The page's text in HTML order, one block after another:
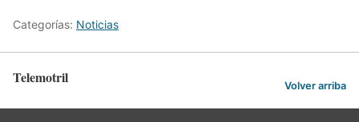
Categorías: Noticias
Telemotril Volver arriba